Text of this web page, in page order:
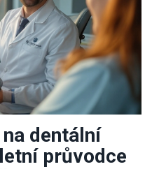
dentální
průvodce